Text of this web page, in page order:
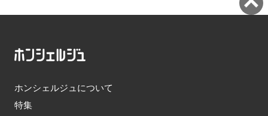
ホンシェルジュについて
特集